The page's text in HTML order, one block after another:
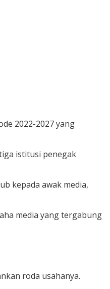
2022-2027 yang
istitusi penegak
kepada awak media,
media yang tergabung
roda usahanya.